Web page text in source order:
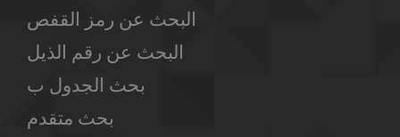
البحث عن رمز القفص
البحث عن رقم الذيل
بحث الجدول ب
بحث متقدم